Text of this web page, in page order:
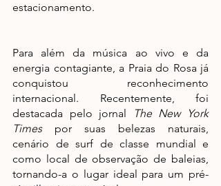
estacionamento.
Para além da música ao vivo e da
energia contagiante, a Praia do Rosa já
conquistou reconhecimento
internacional. Recentemente, foi
destacada pelo jornal
The New York
Times por suas belezas naturais,
cenário de surf de classe mundial e
como local de observação de baleias,
tornando-a o lugar ideal para um pré-